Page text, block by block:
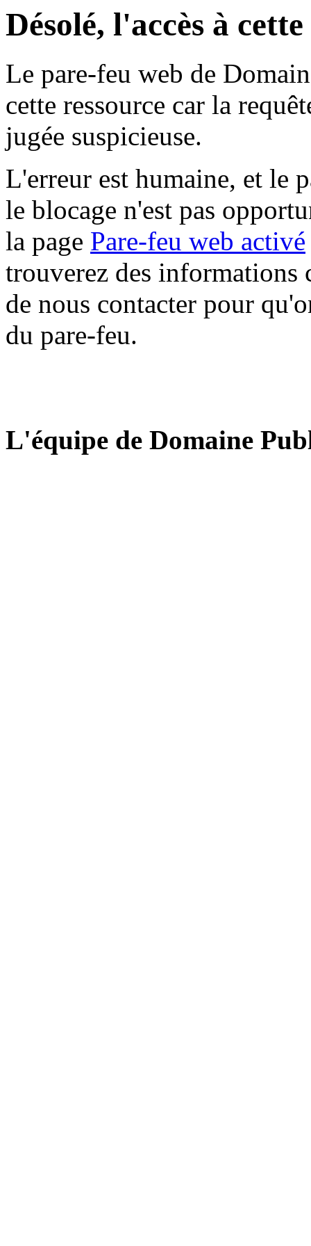
Désolé, l'accès à
Le pare-feu web de
cette ressource car la
jugée suspicieuse.
L'erreur est humaine, et le
le blocage n'est pas
la page Pare-feu web activé
trouverez des informations
de nous contacter pour
du pare-feu.
L'équipe de Domaine